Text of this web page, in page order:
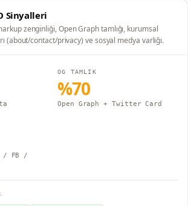
Sinyalleri
zenginliği, Open Graph tamlığı, kurumsal
(about/contact/privacy) ve sosyal medya varlığı.
OG TAMLIK
%70
Open Graph + Twitter Card
/ FB /